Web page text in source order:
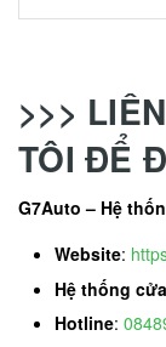
>>>
TÔI ĐỂ
G7Auto – Hệ
Website:
Hệ thống
Hotline: